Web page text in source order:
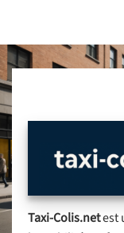
Taxi-Colis.netest